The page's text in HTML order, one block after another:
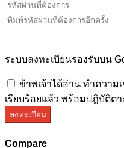
ระบบลงทะเบียนรองรับบน
ข้าพเจ้าได้อ่าน ทำความเ
เรียบร้อยแล้ว พร้อมปฎิบัติต
ลงทะเบียน
Compare